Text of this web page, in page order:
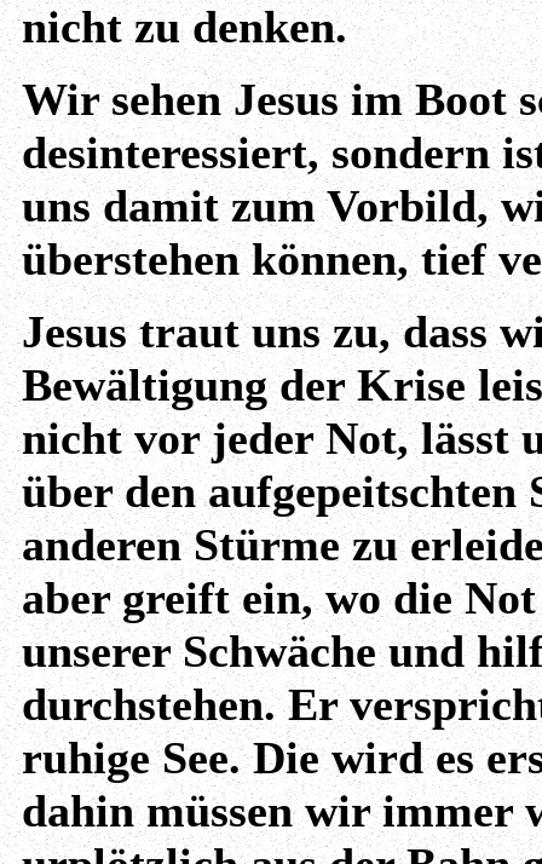
nicht zu denken.
Wir sehen Jesus im Boot
desinteressiert, sondern
uns damit zum Vorbild,
überstehen können, tief
Jesus traut uns zu, dass
Bewältigung der Krise
nicht vor jeder Not, lässt
über den aufgepeitschten
anderen Stürme zu
aber greift ein, wo die
unserer Schwäche und
durchstehen. Er
ruhige See. Die wird es
dahin müssen wir immer